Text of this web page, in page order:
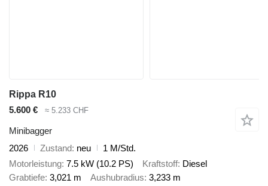
Rippa R10
5.600 €
≈ 5.233 CHF
Minibagger
2026
Zustand neu
1 M/Std.
Motorleistung 7.5 kW (10.2 PS) Kraftstoff Diesel
Grabtiefe 3,021 m Aushubradius 3,233 m